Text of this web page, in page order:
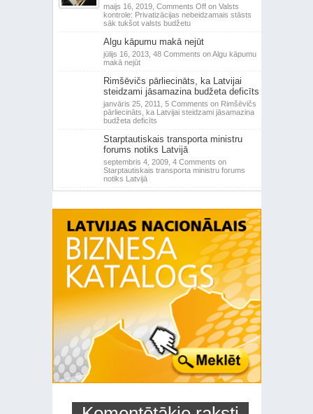
maijs 16, 2019, Comments Offon Valsts
kontrole: Privatizācijas nebeidzamais stāsts
sāk tukšot valsts budžetu
Algu kāpumu makā nejūt
jūlijs 16, 2013, 48 Comments on Algu kāpumu
makā nejūt
Rimšēvičs pārliecināts, ka Latvijai
steidzami jāsamazina budžeta deficīts
janvāris 25, 2011, 5 Comments on Rimšēvičs
pārliecināts, ka Latvijai steidzami jāsamazina
budžeta deficīts
Starptautiskais transporta ministru
forums notiks Latvijā
septembris 4, 2009, 4 Comments on
Starptautiskais transporta ministru forums
notiks Latvijā